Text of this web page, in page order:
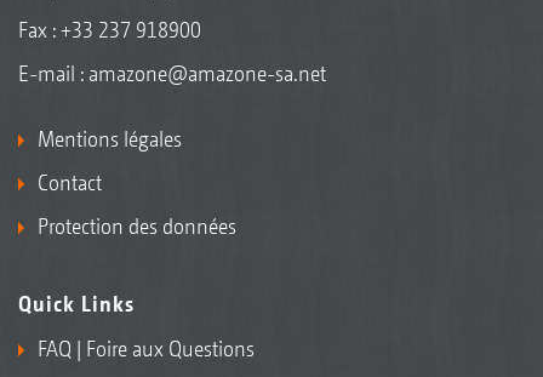
Fax : +33 237 918900
E-mail : amazone@amazone-sa.net
Mentions légales
Contact
Protection des données
Quick Links
FAQ | Foire aux Questions